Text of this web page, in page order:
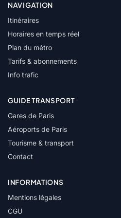
NAVIGATION
Itinéraires
Horaires en temps réel
Plan du métro
Tarifs & abonnements
Info trafic
GUIDE TRANSPORT
Gares de Paris
Aéroports de Paris
Tourisme & transport
Contact
INFORMATIONS
Mentions légales
CGU